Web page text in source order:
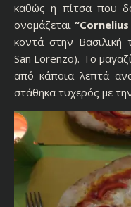
καθώς η πίτσα που
ονομάζεται
κοντά στην Βασιλική
San Lorenzo). Το
από κάποια λεπτά
στάθηκα τυχερός με